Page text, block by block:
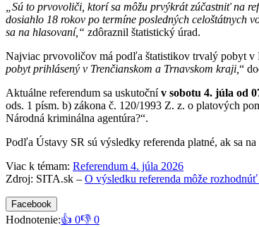
„Sú to prvovoliči, ktorí sa môžu prvýkrát zúčastniť na
dosiahlo 18 rokov po termíne posledných celoštátnych
sa na hlasovaní,“ zdôraznil štatistický úrad.
Najviac prvovoličov má podľa štatistikov trvalý pobyt
pobyt prihlásený v Trenčianskom a Trnavskom kraji, “
Aktuálne referendum sa uskutočnív sobotu 4. júla od
ods. 1 písm. b) zákona č. 120/1993 Z. z. o platových
Národná kriminálna agentúra?“.
Podľa Ústavy SR sú výsledky referenda platné, ak sa
Viac k témam: Referendum 4. júla 2026
Zdroj: SITA.sk – O výsledku referenda môže
Facebook
Hodnotenie:👍 0👎 0